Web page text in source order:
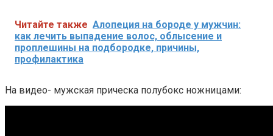
Читайте также Алопеция на бороде у мужчин:
как лечить выпадение волос, облысение и
проплешины на подбородке, причины,
профилактика
На видео- мужская прическа полубокс ножницами: